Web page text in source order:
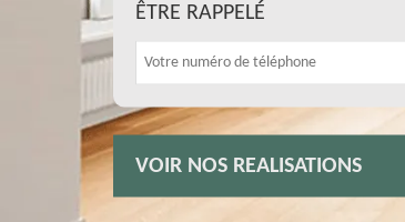
ÊTRE RAPPELÉ
VOIR NOS REALISATIONS